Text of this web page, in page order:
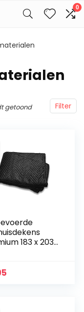
0
Filter
getoond
183 x 203
Furniture